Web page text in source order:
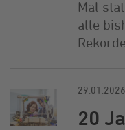
Mal
alle
29.01.2026
20